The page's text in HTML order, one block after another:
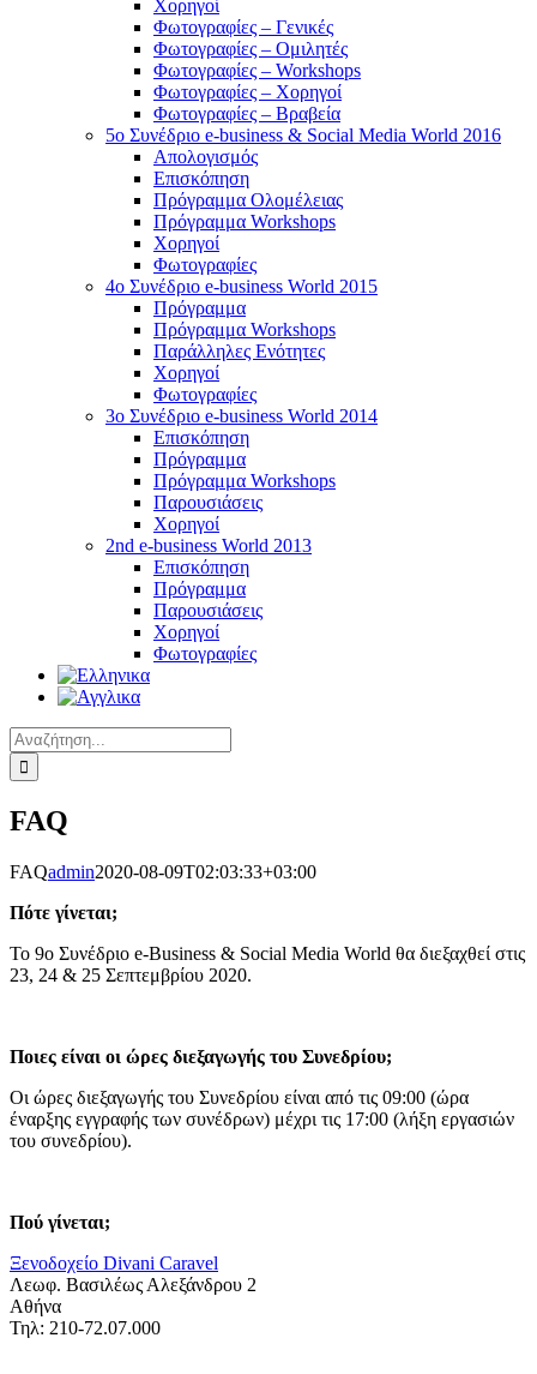
Χορηγοί
Φωτογραφίες – Γενικές
Φωτογραφίες – Ομιλητές
Φωτογραφίες – Workshops
Φωτογραφίες – Χορηγοί
Φωτογραφίες – Βραβεία
5o Συνέδριο e-business & Social Media World 2016
Απολογισμός
Επισκόπηση
Πρόγραμμα Ολομέλειας
Πρόγραμμα Workshops
Χορηγοί
Φωτογραφίες
4o Συνέδριο e-business World 2015
Πρόγραμμα
Πρόγραμμα Workshops
Παράλληλες Ενότητες
Χορηγοί
Φωτογραφίες
3ο Συνέδριο e-business World 2014
Επισκόπηση
Πρόγραμμα
Πρόγραμμα Workshops
Παρουσιάσεις
Χορηγοί
2nd e-business World 2013
Επισκόπηση
Πρόγραμμα
Παρουσιάσεις
Χορηγοί
Φωτογραφίες
Αναζήτηση
για:
FAQ
FAQadmin2020-08-09T02:03:33+03:00
Πότε γίνεται;
Το 9o Συνέδριο e-Business & Social Media World θα διεξαχθεί στις
23, 24 & 25 Σεπτεμβρίου 2020.
Ποιες είναι οι ώρες διεξαγωγής του Συνεδρίου;
Οι ώρες διεξαγωγής του Συνεδρίου είναι από τις 09:00 (ώρα
έναρξης εγγραφής των συνέδρων) μέχρι τις 17:00 (λήξη εργασιών
του συνεδρίου).
Πού γίνεται;
Ξενοδοχείο Divani Caravel
Λεωφ. Βασιλέως Αλεξάνδρου 2
Αθήνα
Τηλ: 210-72.07.000